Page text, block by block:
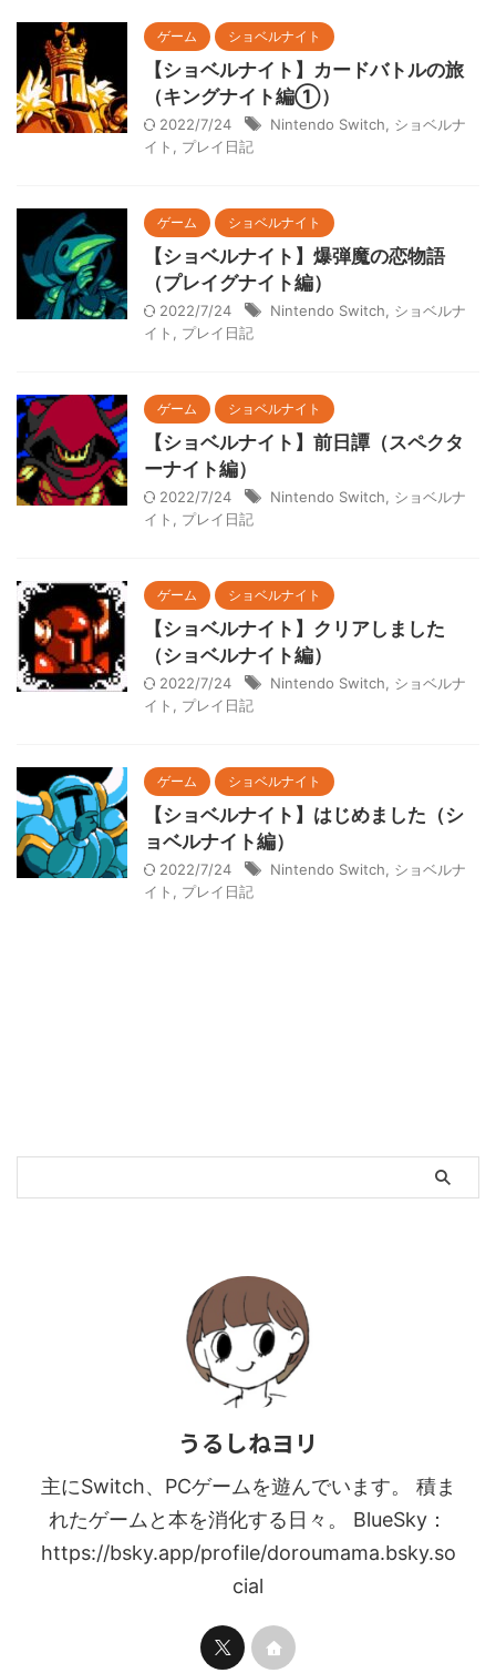
ゲーム ショベルナイト
【ショベルナイト】カードバトルの旅
（キングナイト編①）
2022/7/24 Nintendo Switch
ショベルナ
イト
プレイ日記
ゲーム ショベルナイト
【ショベルナイト】爆弾魔の恋物語
（プレイグナイト編）
2022/7/24 Nintendo Switch
ショベルナ
イト
プレイ日記
ゲーム ショベルナイト
【ショベルナイト】前日譚（スペクタ
ーナイト編）
2022/7/24 Nintendo Switch
ショベルナ
イト
プレイ日記
ゲーム ショベルナイト
【ショベルナイト】クリアしました
（ショベルナイト編）
2022/7/24 Nintendo Switch
ショベルナ
イト
プレイ日記
ゲーム ショベルナイト
【ショベルナイト】はじめました（シ
ョベルナイト編）
2022/7/24 Nintendo Switch
ショベルナ
イト
プレイ日記
うるしねヨリ
主にSwitch、PCゲームを遊んでいます。 積ま
れたゲームと本を消化する日々。 BlueSky：
https://bsky.app/profile/doroumama.bsky.so
cial